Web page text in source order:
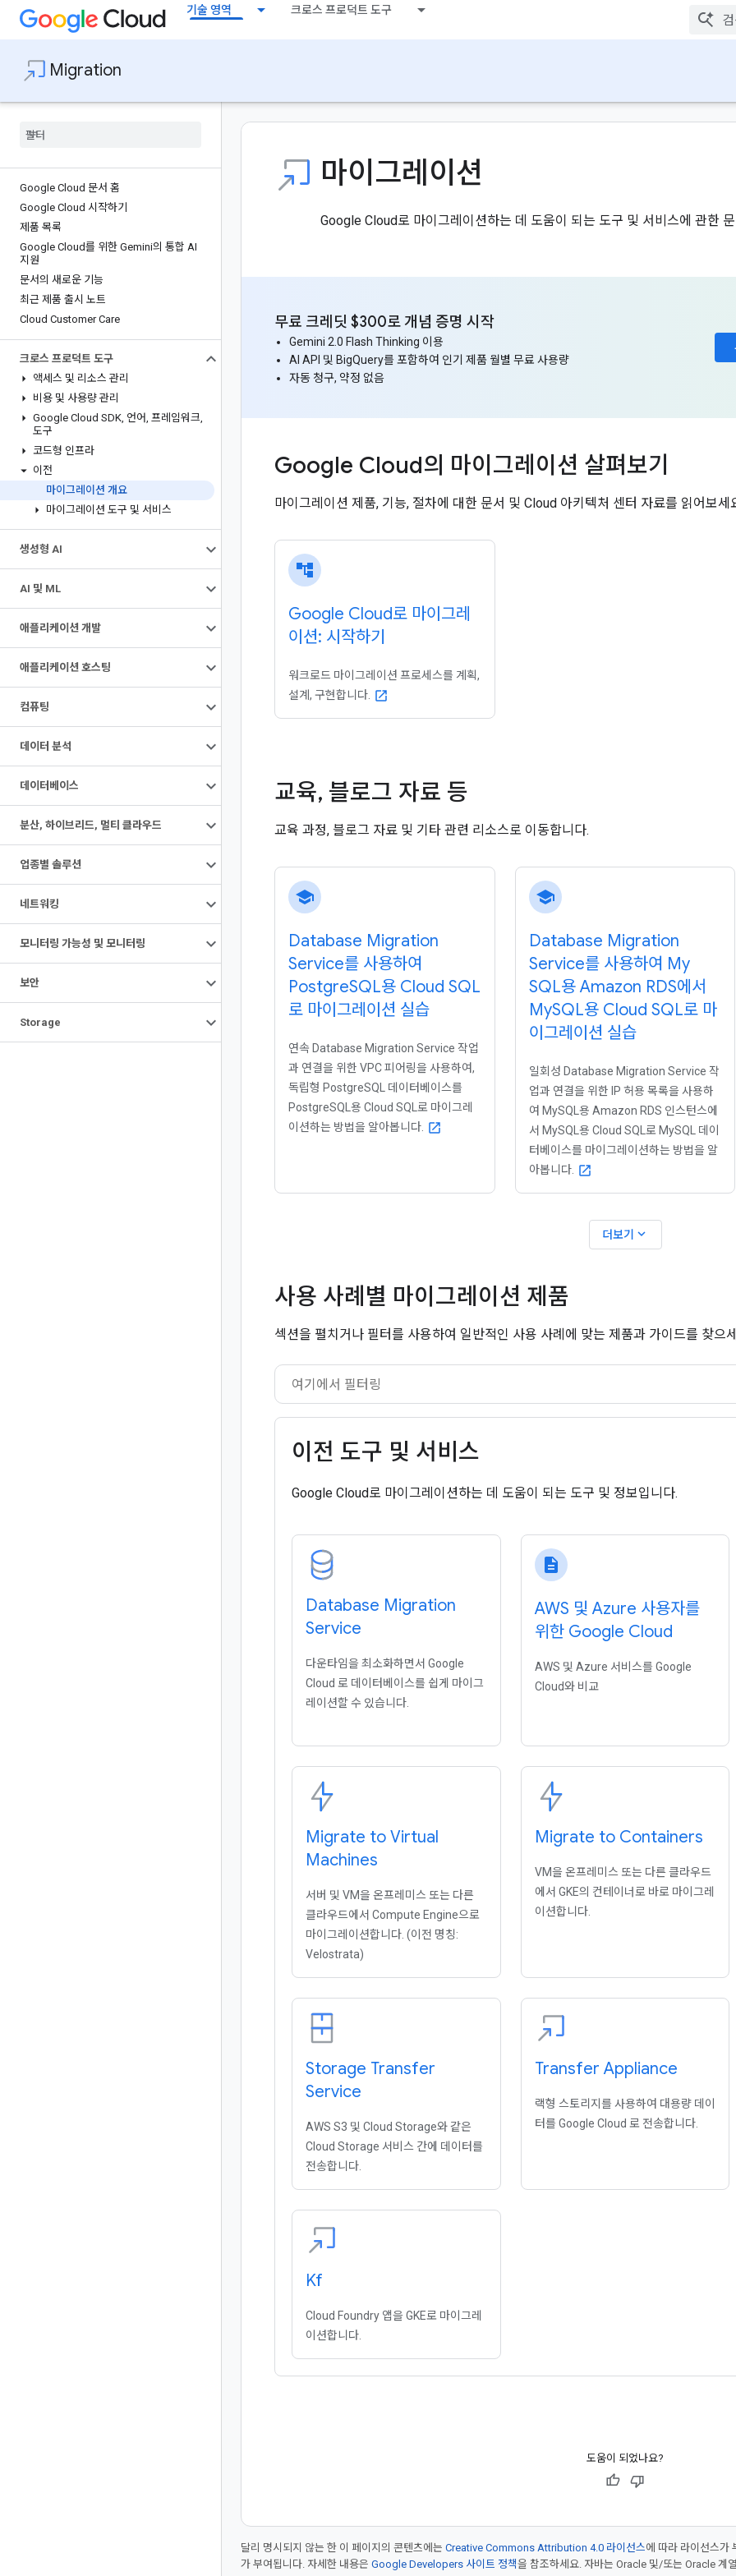
기술 영역 크로스 프로덕트 도구
Migration
Google Cloud 문서 홈
Google Cloud 시작하기
제품 목록
Google Cloud를 위한 Gemini의 통합 AI
지원
문서의 새로운 기능
최근 제품 출시 노트
Cloud Customer Care
크로스 프로덕트 도구
액세스 및 리소스 관리
비용 및 사용량 관리
Google Cloud SDK, 언어, 프레임워크,
도구
코드형 인프라
이전
마이그레이션 개요
마이그레이션 도구 및 서비스
생성형 AI
AI 및 ML
애플리케이션 개발
애플리케이션 호스팅
컴퓨팅
데이터 분석
데이터베이스
분산, 하이브리드, 멀티 클라우드
업종별 솔루션
네트워킹
모니터링 가능성 및 모니터링
보안
Storage
마이그레이션
Google Cloud로 마이그레이션하는 데 도움이 되는 도구 및 서비스에 관한
무료 크레딧 $300로 개념 증명 시작
Gemini 2.0 Flash Thinking 이용
AI API 및 BigQuery를 포함하여 인기 제품 월별 무료 사용량
자동 청구, 약정 없음
Google Cloud의 마이그레이션 살펴보기
마이그레이션 제품, 기능, 절차에 대한 문서 및 Cloud 아키텍처 센터 자료를 읽어보세
account_tree
Google Cloud로 마이그레
이션: 시작하기
워크로드 마이그레이션 프로세스를 계획,
설계, 구현합니다. open_in_new
교육, 블로그 자료 등
교육 과정, 블로그 자료 및 기타 관련 리소스로 이동합니다.
school
Database Migration
Service를 사용하여
PostgreSQL용 Cloud SQL
로 마이그레이션 실습
연속 Database Migration Service 작업
과 연결을 위한 VPC 피어링을 사용하여,
독립형 PostgreSQL 데이터베이스를
PostgreSQL용 Cloud SQL로 마이그레
이션하는 방법을 알아봅니다. open_in_new
school
Database Migration
Service를 사용하여 My
SQL용 Amazon RDS에서
MySQL용 Cloud SQL로 마
이그레이션 실습
일회성 Database Migration Service 작
업과 연결을 위한 IP 허용 목록을 사용하
여 MySQL용 Amazon RDS 인스턴스에
서 MySQL용 Cloud SQL로 MySQL 데이
터베이스를 마이그레이션하는 방법을 알
아봅니다. open_in_new
더보기 expand_more
사용 사례별 마이그레이션 제품
섹션을 펼치거나 필터를 사용하여 일반적인 사용 사례에 맞는 제품과 가이드를 찾으
이전 도구 및 서비스
Google Cloud로 마이그레이션하는 데 도움이 되는 도구 및 정보입니다.
Database Migration
Service
다운타임을 최소화하면서 Google
Cloud 로 데이터베이스를 쉽게 마이그
레이션할 수 있습니다.
description
AWS 및 Azure 사용자를
위한 Google Cloud
AWS 및 Azure 서비스를 Google
Cloud와 비교
Migrate to Virtual
Machines
서버 및 VM을 온프레미스 또는 다른
클라우드에서 Compute Engine으로
마이그레이션합니다. (이전 명칭:
Velostrata)
Migrate to Containers
VM을 온프레미스 또는 다른 클라우드
에서 GKE의 컨테이너로 바로 마이그레
이션합니다.
Storage Transfer
Service
AWS S3 및 Cloud Storage와 같은
Cloud Storage 서비스 간에 데이터를
전송합니다.
Transfer Appliance
랙형 스토리지를 사용하여 대용량 데이
터를 Google Cloud 로 전송합니다.
Kf
Cloud Foundry 앱을 GKE로 마이그레
이션합니다.
도움이 되었나요?
달리 명시되지 않는 한 이 페이지의 콘텐츠에는 Creative Commons Attribution 4.0 라이선스에 따라 라이선스가
가 부여됩니다. 자세한 내용은 Google Developers 사이트 정책을 참조하세요. 자바는 Oracle 및/또는 Oracle 계